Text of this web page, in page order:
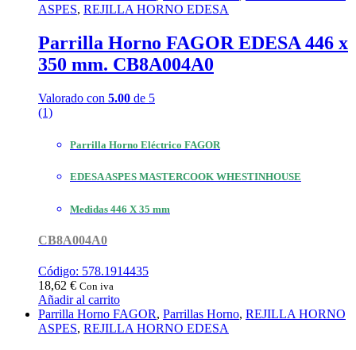
ASPES, REJILLA HORNO EDESA
Parrilla Horno FAGOR EDESA 446 x
350 mm. CB8A004A0
Valorado con 5.00 de 5
(1)
Parrilla Horno Eléctrico FAGOR
EDESA ASPES MASTERCOOK WHESTINHOUSE
Medidas 446 X 35 mm
CB8A004A0
Código: 578.1914435
18,62 € Con iva
Añadir al carrito
Parrilla Horno FAGOR, Parrillas Horno, REJILLA HORNO
ASPES, REJILLA HORNO EDESA